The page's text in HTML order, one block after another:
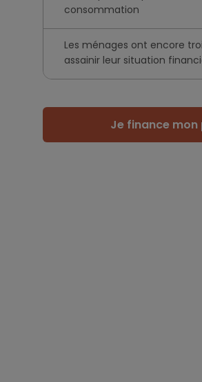
consommation
Les ménages ont encore
assainir leur situation
Je finance mon